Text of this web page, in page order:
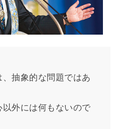
抽象的な問題ではあ
外には何もないので